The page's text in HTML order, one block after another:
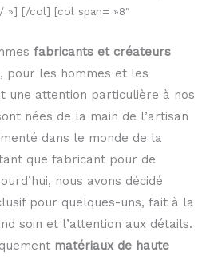
»] [/col] [col span= »8″
fabricants et créateurs
, pour les hommes et les
une attention particulière à nos
nées de la main de l’artisan
dans le monde de la
que fabricant pour de
nous avons décidé
pour quelques-uns, fait à la
soin et l’attention aux détails.
matériaux de haute